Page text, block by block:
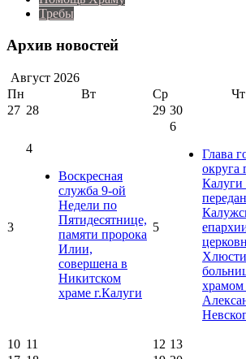
Требы
Архив новостей
Август 2026
Пн
Вт Ср Чт
27 28 29 30
3
4
Воскресная
служба 9-ой
Недели по
Пятидесятнице,
памяти пророка
Илии,
совершена в
Никитском
храме г.Калуги
5
6
Глава
округа
Калуги
храмом
10 11 12 13